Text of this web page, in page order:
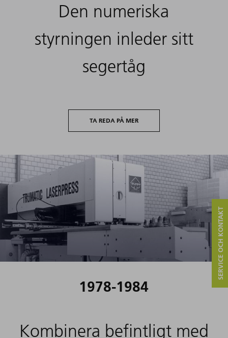
Den numeriska
styrningen inleder sitt
segertåg
TA REDA PÅ MER
1978-1984
Kombinera befintligt med
SERVICE OCH KONTAKT